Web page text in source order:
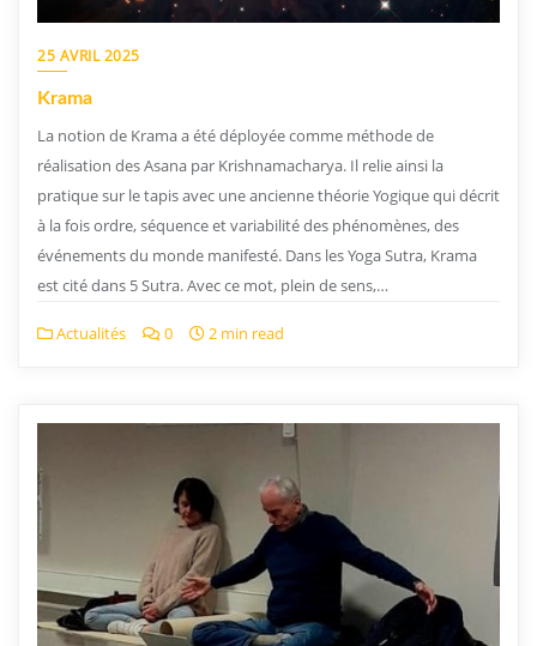
25 AVRIL 2025
Krama
La notion de Krama a été déployée comme méthode de
réalisation des Asana par Krishnamacharya. Il relie ainsi la
pratique sur le tapis avec une ancienne théorie Yogique qui décrit
à la fois ordre, séquence et variabilité des phénomènes, des
événements du monde manifesté. Dans les Yoga Sutra, Krama
est cité dans 5 Sutra. Avec ce mot, plein de sens,…
Actualités 0 2 min read